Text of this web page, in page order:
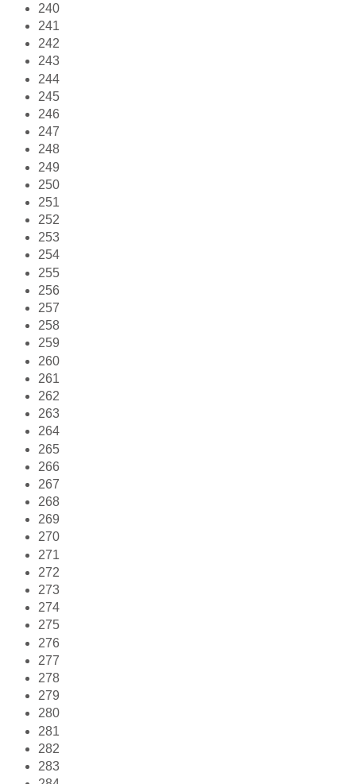
240
241
242
243
244
245
246
247
248
249
250
251
252
253
254
255
256
257
258
259
260
261
262
263
264
265
266
267
268
269
270
271
272
273
274
275
276
277
278
279
280
281
282
283